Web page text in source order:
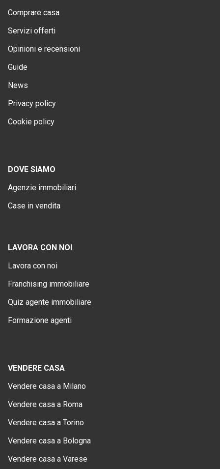
Comprare casa
Servizi offerti
Opinioni e recensioni
Guide
News
Privacy policy
Cookie policy
DOVE SIAMO
Agenzie immobiliari
Case in vendita
LAVORA CON NOI
Lavora con noi
Franchising immobiliare
Quiz agente immobiliare
Formazione agenti
VENDERE CASA
Vendere casa a Milano
Vendere casa a Roma
Vendere casa a Torino
Vendere casa a Bologna
Vendere casa a Varese